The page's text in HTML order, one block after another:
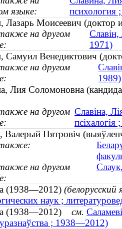
языке:
Лазарь Моисеевич (доктор
на другом
1971)
Самуил Венедиктович
на другом
1989)
Лия Соломоновна
на другом Славіна,
Валерый Пятровіч
на другом
(1938—2012) (белорусский
наук ;
(1938—2012) см.
; 1938—2012)